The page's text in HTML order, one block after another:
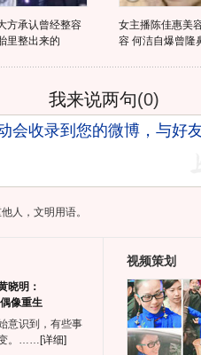
方承认曾经整容
里整出来的
女主播陈佳惠美
容 何洁自爆曾隆
我来说两句(0)
人，文明用语。
晓明：
像重生
意识到，有些事
。…… [详细]
视频策划